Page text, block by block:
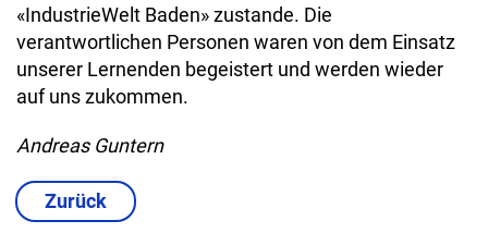
«IndustrieWelt Baden» zustande. Die
verantwortlichen Personen waren von dem Einsatz
unserer Lernenden begeistert und werden wieder
auf uns zukommen.
Andreas Guntern
Zurück